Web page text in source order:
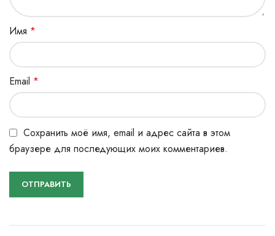
Имя *
Email *
Сохранить моё имя, email и адрес сайта в этом
браузере для последующих моих комментариев.